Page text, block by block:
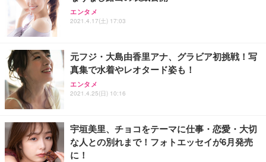
エンタメ
2021.4.17(土) 17:03
元フジ・大島由香里アナ、グラビア初挑戦！写
真集で水着やレオタード姿も！
エンタメ
2021.4.25(日) 10:16
宇垣美里、チョコをテーマに仕事・恋愛・大切
な人との別れまで！フォトエッセイが6月発売
に！